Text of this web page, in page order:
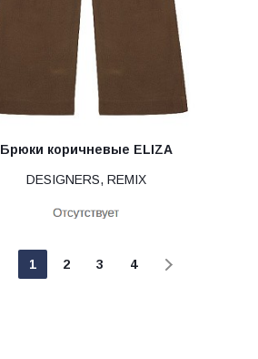
Брюки коричневые ELIZA
DESIGNERS, REMIX
1 2 3 4